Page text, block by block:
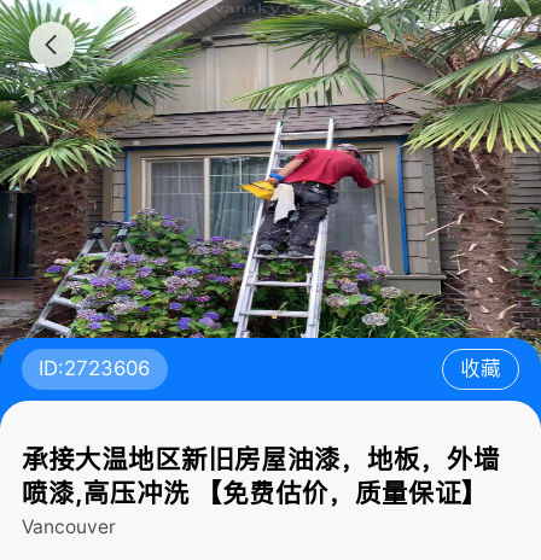
ID:2723606 收藏
承接大温地区新旧房屋油漆，地板，外墙
喷漆,高压冲洗 【免费估价，质量保证】
Vancouver